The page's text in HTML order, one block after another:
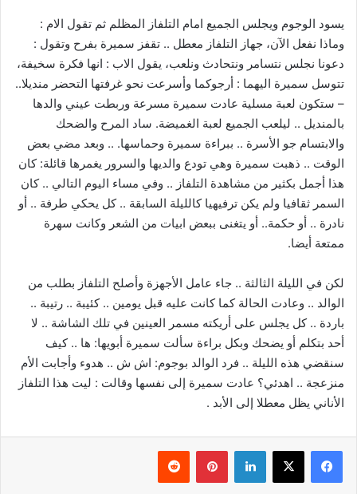
يسود الوجوم ويجلس الجميع امام التلفاز المظلم ثم تقول الام :
وماذا نفعل الآن، جهاز التلفاز معطل .. تقفز سميرة بفرح وتقول :
دعونا نجلس نتسامر ونتحادث ونلعب، يقول الاب : انها فكرة سخيفة،
تتوسل سميرة اليهما : أرجوكما وأسرعت نحو غرفتها التحضر منديلا..
– ستكون لعبة مسلية عادت سميرة مسرعة وربطت عيني والدها
بالمنديل .. ليلعب الجميع لعبة الغميضة. ساد المرح والضحك
والابتسام جو الأسرة .. ببراءة سميرة وحماسها. .. وبعد مضي بعض
الوقت .. ذهبت سميرة وهي تودع والديها والسرور يغمرها قائلة: كان
هذا أجمل بكثير من مشاهدة التلفاز .. وفي مساء اليوم التالي .. كان
السمر ثقافيا ولم يكن ترفيهيا كالليلة السابقة .. كل يحكي طرفة .. أو
نادرة .. أو حكمة.. أو يتغنی ببعض ابيات من الشعر وكانت سهرة
ممتعة أيضا.
لكن في الليلة الثالثة .. جاء عامل الأجهزة وأصلح التلفاز بطلب من
الوالد .. وعادت الحالة كما كانت عليه قبل يومين .. كئيبة .. رتيبة ..
باردة .. كل يجلس على أريكته مسمر العينين في تلك الشاشة .. لا
أحد بتكلم أو يضحك وبكل براءة سألت سميرة أبويها: ها .. كيف
سنقضي هذه الليلة .. فرد الوالد بوجوم: اش ش .. هدوء وأجابت الأم
منزعجة .. اهدئي؟ عادت سميرة إلى نفسها وقالت : ليت هذا التلفاز
الأناني يظل معطلا إلى الأبد .
فيسبوك ‫X لينكدإن بينتيريست